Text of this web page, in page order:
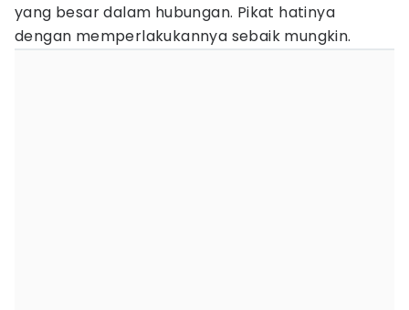
yang besar dalam hubungan. Pikat hatinya
dengan memperlakukannya sebaik mungkin.